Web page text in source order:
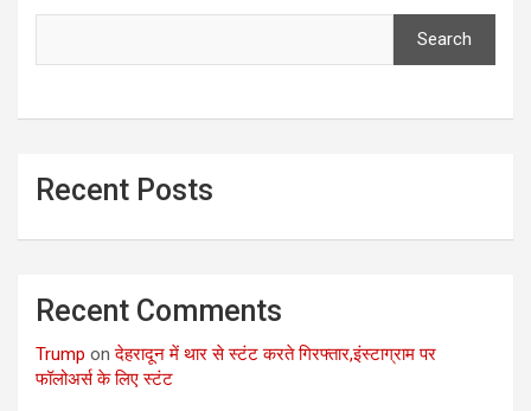
Search
Recent Posts
Recent Comments
Trump onदेहरादून में थार से स्टंट करते गिरफ्तार,इंस्टाग्राम पर
फॉलोअर्स के लिए स्टंट